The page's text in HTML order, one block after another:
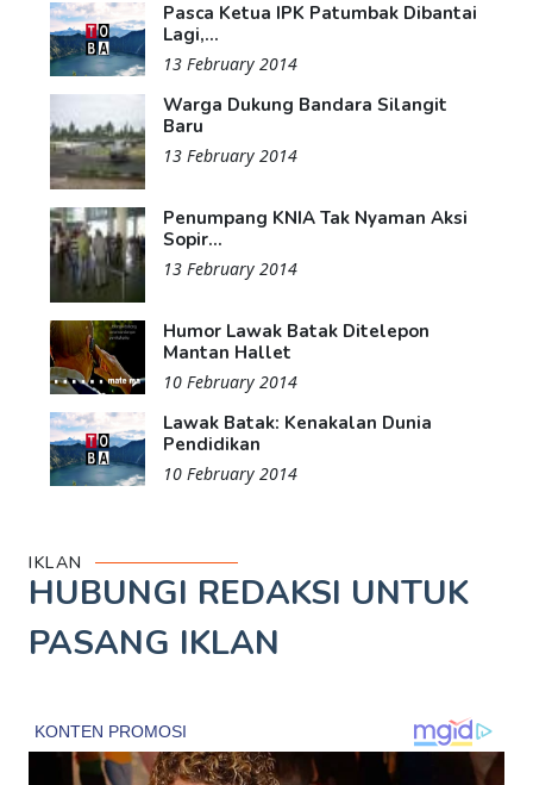
Pasca Ketua IPK Patumbak Dibantai
Lagi,...
13 February 2014
Warga Dukung Bandara Silangit
Baru
13 February 2014
Penumpang KNIA Tak Nyaman Aksi
Sopir...
13 February 2014
Humor Lawak Batak Ditelepon
Mantan Hallet
10 February 2014
Lawak Batak: Kenakalan Dunia
Pendidikan
10 February 2014
IKLAN
HUBUNGI REDAKSI UNTUK
PASANG IKLAN